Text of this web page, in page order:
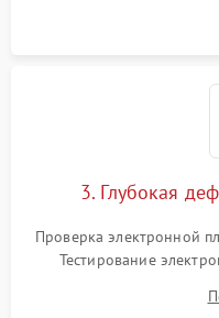
3. Глубокая
Проверка электронной
Тестирование
температуры и
жерновов кофемолки,